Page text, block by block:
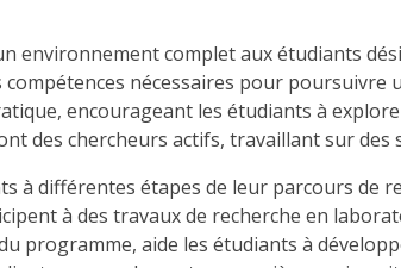
complet aux étudiants
nécessaires pour
encourageant les étudiants à
des chercheurs actifs, travaillant sur
à différentes étapes de leur parcours
à des travaux de recherche en
programme, aide les étudiants à